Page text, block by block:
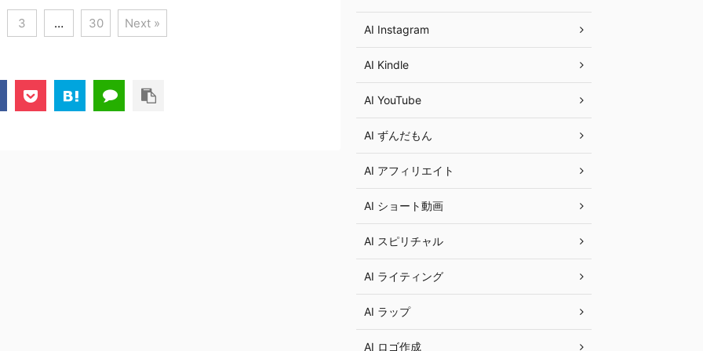
3 … 30 Next » AI Instagram
AI Kindle
AI YouTube
AI ずんだもん
AI アフィリエイト
AI ショート動画
AI スピリチャル
AI ライティング
AI ラップ
AI ロゴ作成